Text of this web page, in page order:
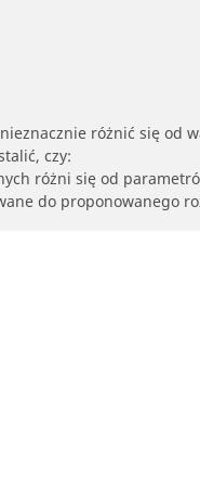
różnić się od
czy:
różni się od
do proponowanego